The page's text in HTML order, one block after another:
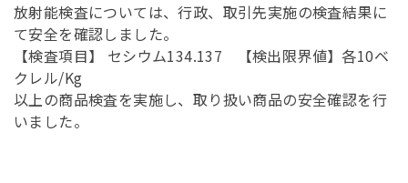
放射能検査については、行政、取引先実施の検査結果に
て安全を確認しました。
【検査項目】 セシウム134.137 【検出限界値】各10ベ
クレル/Kg
以上の商品検査を実施し、取り扱い商品の安全確認を行
いました。